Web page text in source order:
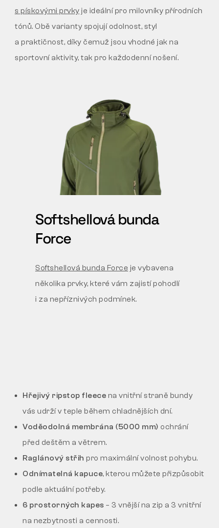
s pískovými prvky je ideální pro milovníky přírodních
tónů. Obě varianty spojují odolnost, styl
a praktičnost, díky čemuž jsou vhodné jak na
sportovní aktivity, tak pro každodenní nošení.
Softshellová bunda
Force
Softshellová bunda Force je vybavena
několika prvky, které vám zajistí pohodlí
i za nepříznivých podmínek.
Hřejivý ripstop fleece na vnitřní straně bundy
vás udrží v teple během chladnějších dní.
Voděodolná membrána (5000 mm) ochrání
před deštěm a větrem.
Raglánový střih pro maximální volnost pohybu.
Odnímatelná kapuce, kterou můžete přizpůsobit
podle aktuální potřeby.
6 prostorných kapes – 3 vnější na zip a 3 vnitřní
na nezbytnosti a cennosti.